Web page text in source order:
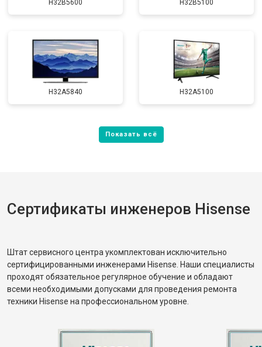
H32B5600 H32B5100
H32A5840 H32A5100
Сертификаты инженеров Hisense
Штат сервисного центра укомплектован исключительно
сертифицированными инженерами Hisense. Наши специалисты
проходят обязательное регулярное обучение и обладают
всеми необходимыми допусками для проведения ремонта
техники Hisense на профессиональном уровне.